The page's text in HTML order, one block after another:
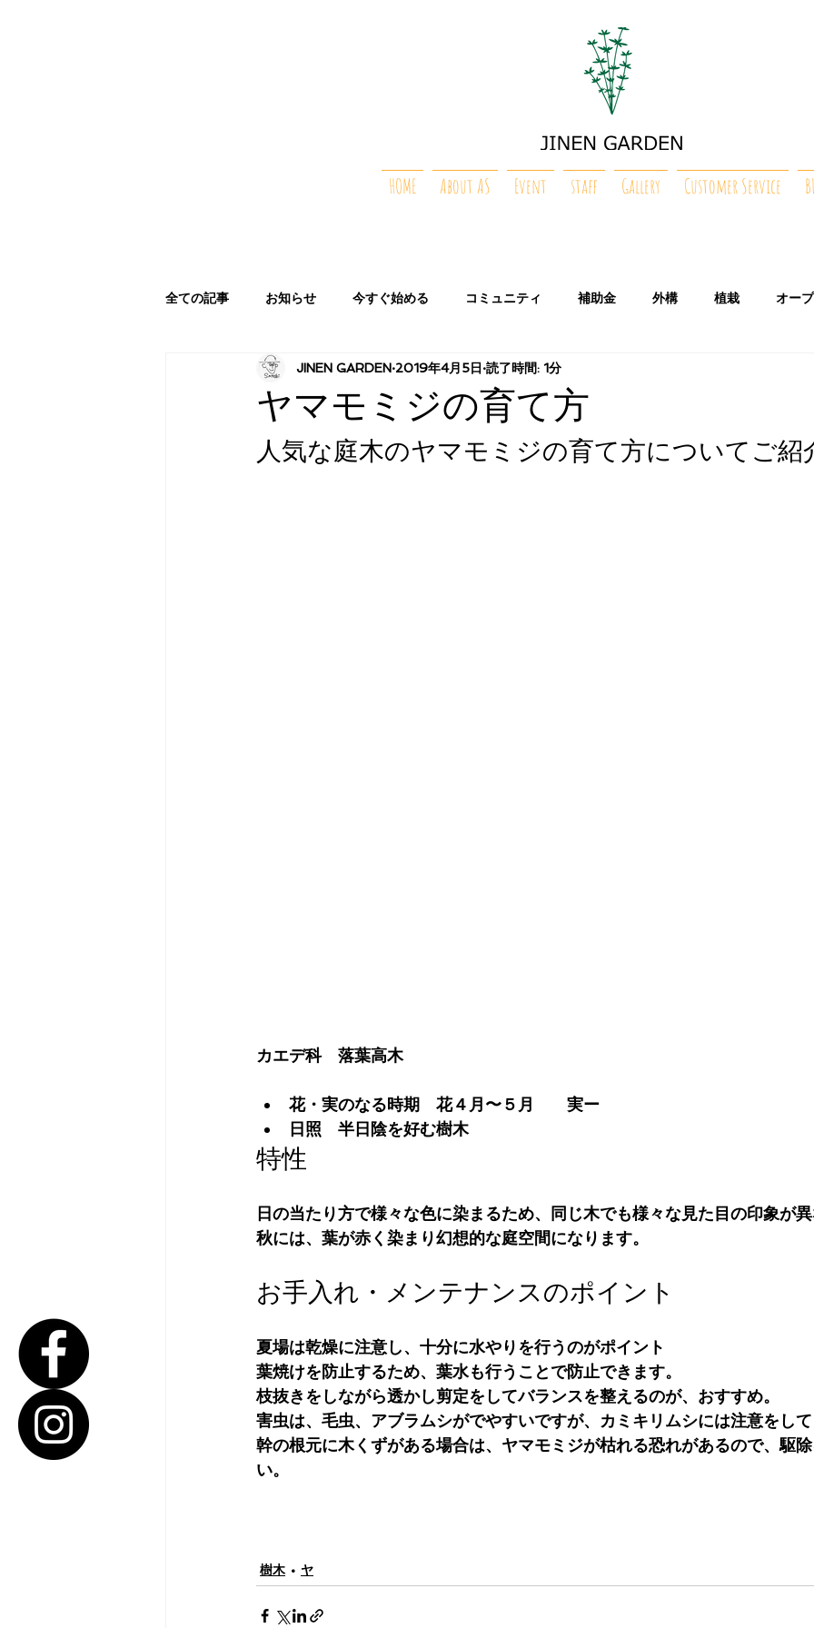
HOME About AS Event staff Gallery Customer Service
全ての記事 お知らせ 今すぐ始める コミュニティ 補助金 外構 植栽 オー
ア カ サ タ ナ ハ
ヤマモミジの育て方
JINEN GARDEN 2019年4月5日 読了時間: 1分
人気な庭木のヤマモミジの育て方についてご紹
カエデ科　落葉高木
花・実のなる時期　花４月〜５月　　実ー
日照　半日陰を好む樹木
特性
日の当たり方で様々な色に染まるため、同じ木でも様々な見た目の印象が
秋には、葉が赤く染まり幻想的な庭空間になります。
お手入れ・メンテナンスのポイント
夏場は乾燥に注意し、十分に水やりを行うのがポイント
葉焼けを防止するため、葉水も行うことで防止できます。
枝抜きをしながら透かし剪定をしてバランスを整えるのが、おすすめ。
害虫は、毛虫、アブラムシがでやすいですが、カミキリムシには注意をし
幹の根元に木くずがある場合は、ヤマモミジが枯れる恐れがあるので、駆
い。
樹木 ヤ